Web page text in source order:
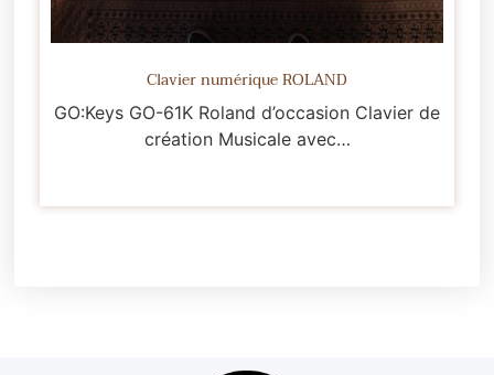
Clavier numérique ROLAND
GO:Keys GO-61K Roland d’occasion Clavier de
création Musicale avec…